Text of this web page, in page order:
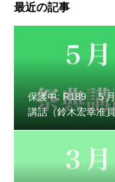
保護中: R189 ３月
最近の記事
保護中: R189 ５
講話（鈴木宏幸准